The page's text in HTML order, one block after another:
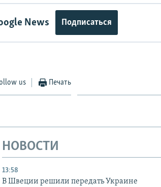
News Подписаться
us Печать
НОВОСТИ
13:58
В Швеции решили передать Украине